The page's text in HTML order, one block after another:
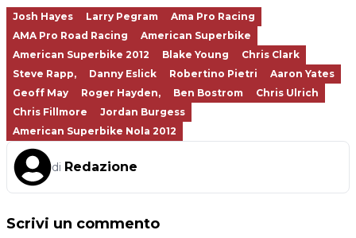
Josh Hayes Larry Pegram
Ama Pro Racing
AMA Pro Road Racing
American Superbike
American Superbike 2012
Blake Young
Chris Clark
Steve Rapp,
Danny Eslick Robertino Pietri
Aaron Yates
Geoff May
Roger Hayden, Ben Bostrom
Chris Ulrich
Chris Fillmore
Jordan Burgess
American Superbike Nola 2012
di Redazione
Scrivi un commento